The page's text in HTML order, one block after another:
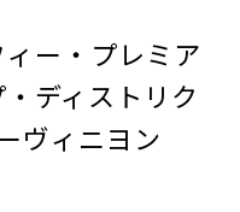
ー・プレミア
ディストリク
ヴィニヨン